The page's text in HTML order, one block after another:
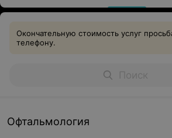
Окончательную стоимость услуг
телефону.
Офтальмология